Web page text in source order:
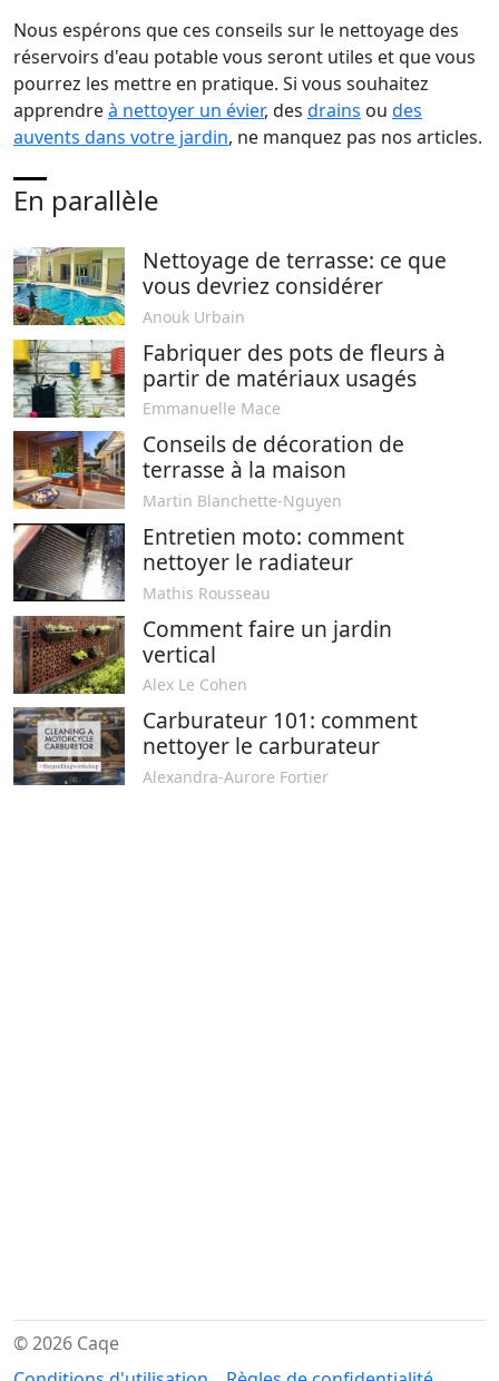
Nous espérons que ces conseils sur le nettoyage des
réservoirs d'eau potable vous seront utiles et que vous
pourrez les mettre en pratique. Si vous souhaitez
apprendreà nettoyer un évier, des drains ou des
auvents dans votre jardin, ne manquez pas nos articles.
En parallèle
Nettoyage de terrasse: ce que
vous devriez considérer
Anouk Urbain
Fabriquer des pots de fleurs à
partir de matériaux usagés
Emmanuelle Mace
Conseils de décoration de
terrasse à la maison
Martin Blanchette-Nguyen
Entretien moto: comment
nettoyer le radiateur
Mathis Rousseau
Comment faire un jardin
vertical
Alex Le Cohen
Carburateur 101: comment
nettoyer le carburateur
Alexandra-Aurore Fortier
© 2026 Caqe